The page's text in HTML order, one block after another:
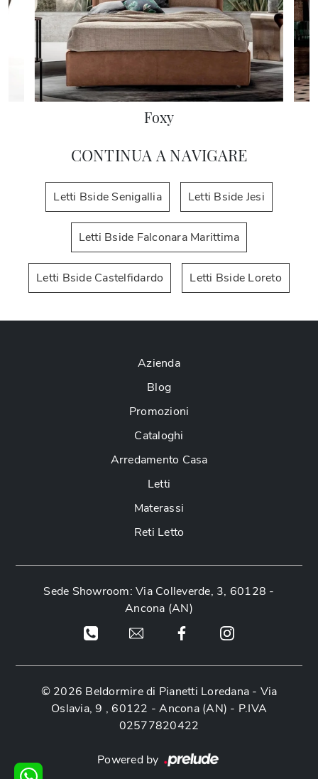
Foxy
CONTINUA A NAVIGARE
Letti Bside Senigallia Letti Bside Jesi
Letti Bside Falconara Marittima
Letti Bside Castelfidardo Letti Bside Loreto
Azienda
Blog
Promozioni
Cataloghi
Arredamento Casa
Letti
Materassi
Reti Letto
Sede Showroom: Via Colleverde, 3, 60128 -
Ancona (AN)
© 2026 Beldormire di Pianetti Loredana - Via
Oslavia, 9 , 60122 - Ancona (AN) - P.IVA
02577820422
Powered by